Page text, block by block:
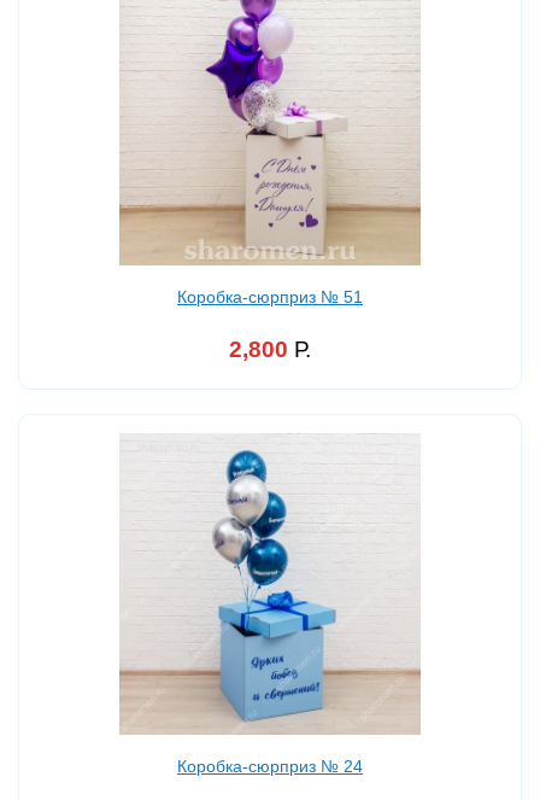
Коробка-сюрприз № 51
2,800 Р.
Коробка-сюрприз № 24